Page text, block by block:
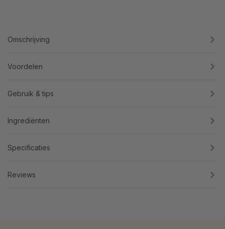
Omschrijving
Voordelen
Gebruik & tips
Ingrediënten
Specificaties
Reviews